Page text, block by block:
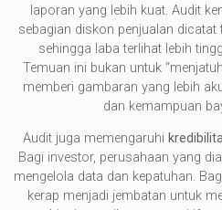
laporan yang lebih kuat. Audit
sebagian diskon penjualan
sehingga laba terlihat lebih
Temuan ini bukan untuk
memberi gambaran yang lebih
dan kemampuan
Audit juga memengaruhi
Bagi investor, perusahaan yang
mengelola data dan kepatuhan.
kerap menjadi jembatan untuk